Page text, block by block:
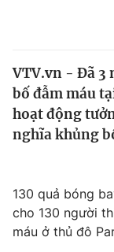
Thế giới
Tin tức
Thế giới đó đây
Kinh tế
Thị trường
Góc doanh
Truyền hình
VTV.vn - Đã 3
bố đẫm máu
hoạt động
nghĩa khủng
130 quả bóng
cho 130 người
máu ở thủ đô